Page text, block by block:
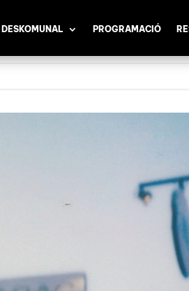
DESKOMUNAL PROGRAMACIÓ